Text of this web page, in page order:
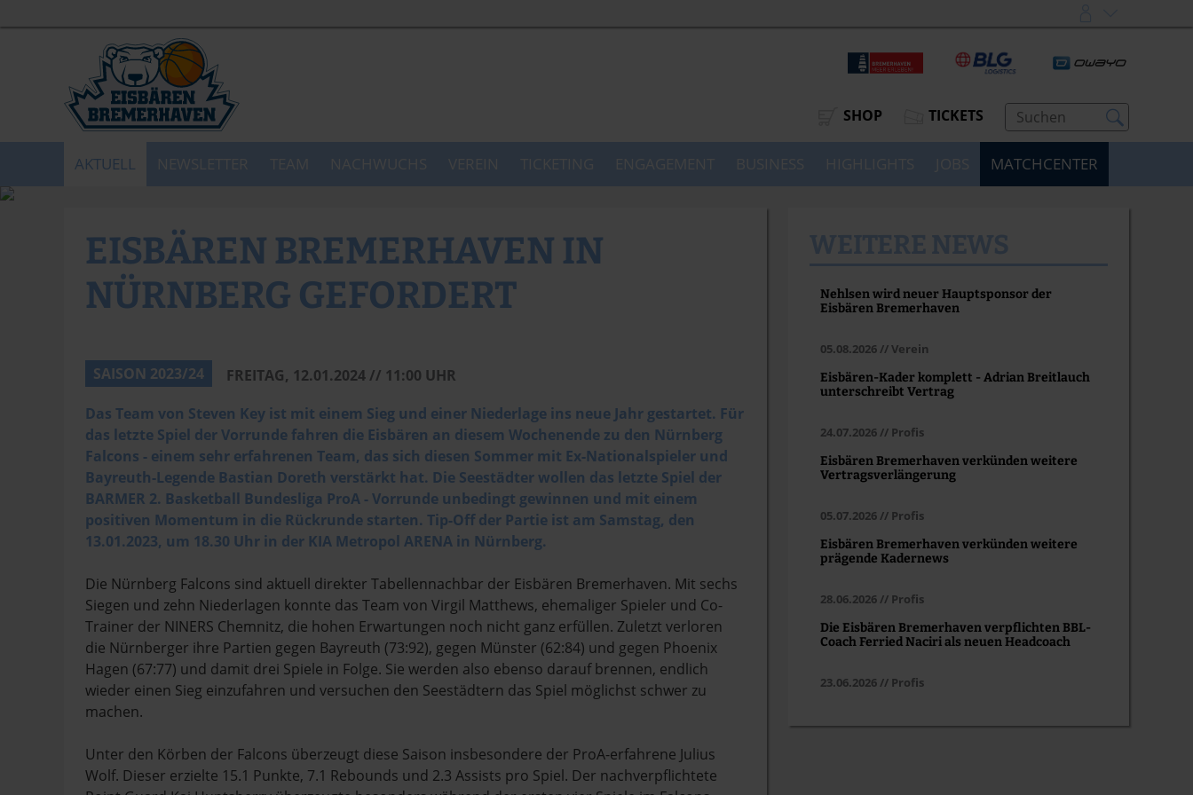
SHOP TICKETS
AKTUELL MATCHCENTER
EISBÄREN BREMERHAVEN IN
NÜRNBERG GEFORDERT
SAISON 2023/24
FREITAG, 12.01.2024 // 11:00 UHR
Das Team von Steven Key ist mit einem Sieg und einer Niederlage ins neue Jahr gestartet. Für
das letzte Spiel der Vorrunde fahren die Eisbären an diesem Wochenende zu den Nürnberg
Falcons - einem sehr erfahrenen Team, das sich diesen Sommer mit Ex-Nationalspieler und
Bayreuth-Legende Bastian Doreth verstärkt hat. Die Seestädter wollen das letzte Spiel der
BARMER 2. Basketball Bundesliga ProA - Vorrunde unbedingt gewinnen und mit einem
positiven Momentum in die Rückrunde starten. Tip-Off der Partie ist am Samstag, den
13.01.2023, um 18.30 Uhr in der KIA Metropol ARENA in Nürnberg.
Die Nürnberg Falcons sind aktuell direkter Tabellennachbar der Eisbären Bremerhaven. Mit sechs
Siegen und zehn Niederlagen konnte das Team von Virgil Matthews, ehemaliger Spieler und Co-
Trainer der NINERS Chemnitz, die hohen Erwartungen noch nicht ganz erfüllen. Zuletzt verloren
die Nürnberger ihre Partien gegen Bayreuth (73:92), gegen Münster (62:84) und gegen Phoenix
Hagen (67:77) und damit drei Spiele in Folge. Sie werden also ebenso darauf brennen, endlich
wieder einen Sieg einzufahren und versuchen den Seestädtern das Spiel möglichst schwer zu
machen.
Unter den Körben der Falcons überzeugt diese Saison insbesondere der ProA-erfahrene Julius
Wolf. Dieser erzielte 15.1 Punkte, 7.1 Rebounds und 2.3 Assists pro Spiel. Der nachverpflichtete
Nehlsen wird neuer Hauptsponsor der
Eisbären Bremerhaven
05.08.2026 // Verein
Eisbären-Kader komplett - Adrian Breitlauch
unterschreibt Vertrag
24.07.2026 // Profis
Eisbären Bremerhaven verkünden weitere
Vertragsverlängerung
05.07.2026 // Profis
Eisbären Bremerhaven verkünden weitere
prägende Kadernews
28.06.2026 // Profis
Die Eisbären Bremerhaven verpflichten BBL-
Coach Ferried Naciri als neuen Headcoach
23.06.2026 // Profis